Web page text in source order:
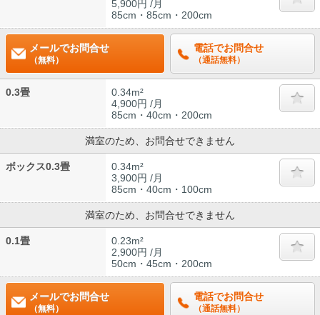
5,900円 /月
85cm・85cm・200cm
メールでお問合せ
（無料）
電話でお問合せ
（通話無料）
0.3畳
0.34m²
4,900円 /月
85cm・40cm・200cm
満室のため、お問合せできません
ボックス0.3畳
0.34m²
3,900円 /月
85cm・40cm・100cm
満室のため、お問合せできません
0.1畳
0.23m²
2,900円 /月
50cm・45cm・200cm
メールでお問合せ
（無料）
電話でお問合せ
（通話無料）